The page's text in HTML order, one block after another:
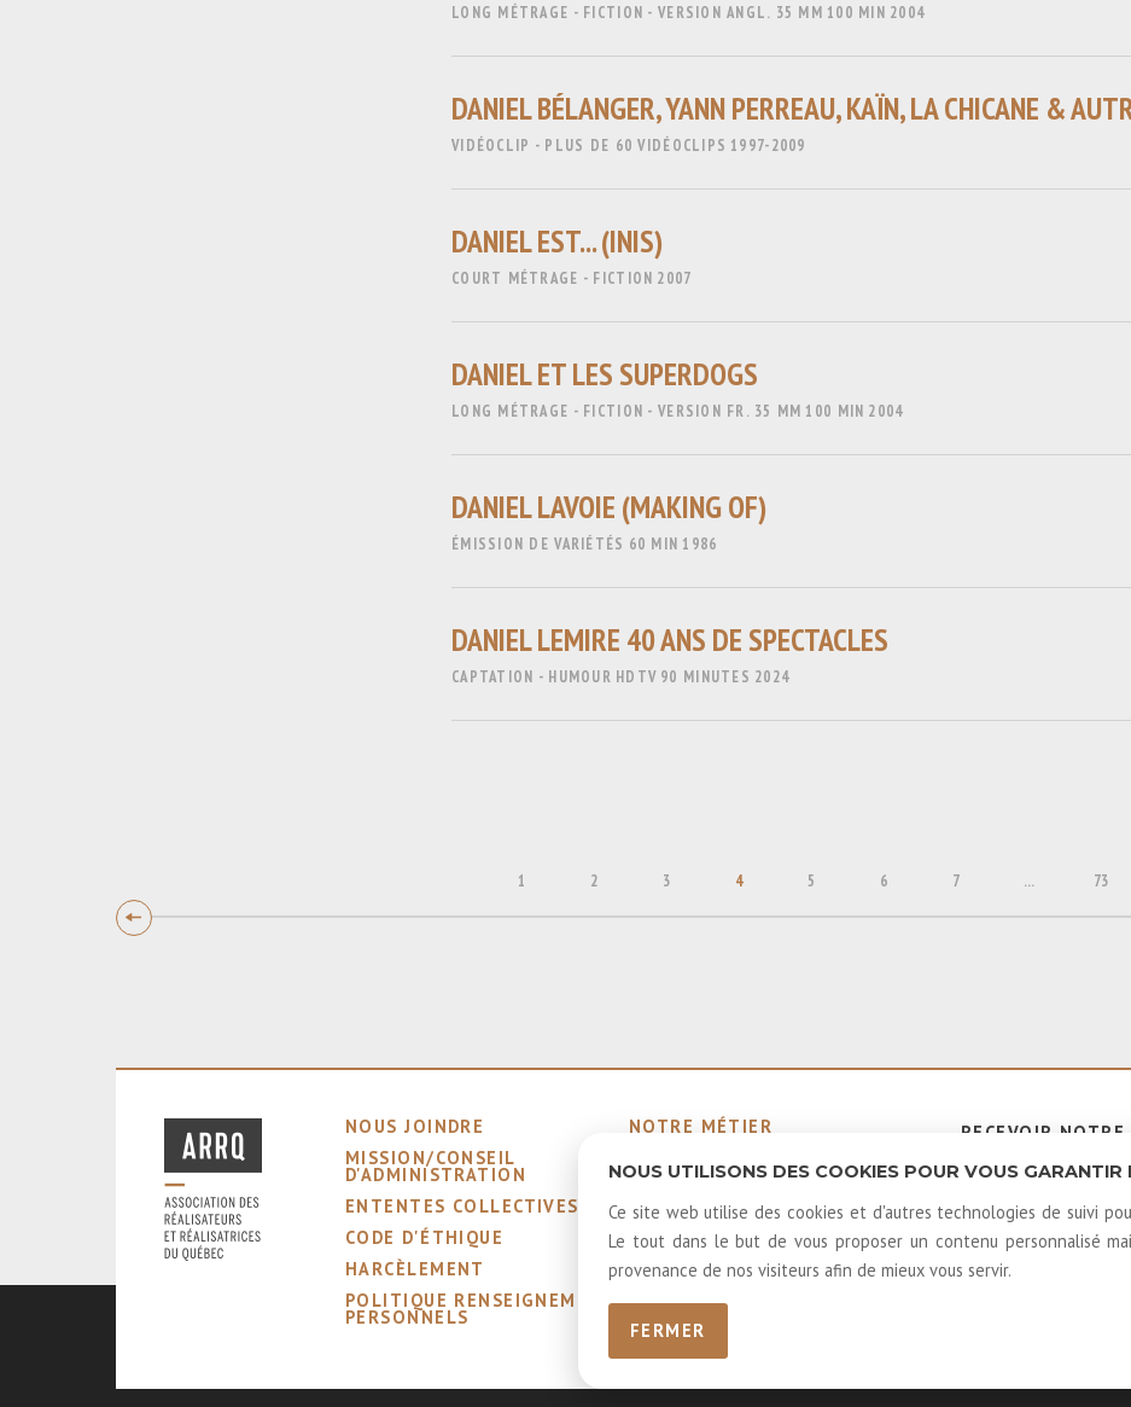
LONG MÉTRAGE - FICTION - VERSION ANGL. 35 MM 100 MIN 2004
DANIEL BÉLANGER, YANN PERREAU, KAÏN, LA CHICANE &
VIDÉOCLIP - PLUS DE 60 VIDÉOCLIPS 1997-2009
DANIEL EST... (INIS)
COURT MÉTRAGE - FICTION 2007
DANIEL ET LES SUPERDOGS
LONG MÉTRAGE - FICTION - VERSION FR. 35 MM 100 MIN 2004
DANIEL LAVOIE (MAKING OF)
ÉMISSION DE VARIÉTÉS 60 MIN 1986
DANIEL LEMIRE 40 ANS DE SPECTACLES
CAPTATION - HUMOUR HDTV 90 MINUTES 2024
1 2 3 4 5 6 7 ... 73
NOUS JOINDRE
MISSION/CONSEIL
D'ADMINISTRATION
ENTENTES COLLECTIVES
CODE D'ÉTHIQUE
HARCÈLEMENT
POLITIQUE RENSEIGNEMENTS
PERSONNELS
NOTRE MÉTIER
HONORAIRES
40 ANS D'HISTOIRE
LOUER NOS SALLES
LOGOS
RECEVOIR NOTRE
INFOLETTRE
NOUS UTILISONS DES COOKIES POUR VOUS GARANTIR
Ce site web utilise des cookies et d'autres technologies de suivi
Le tout dans le but de vous proposer un contenu personnalisé
provenance de nos visiteurs afin de mieux vous servir.
FERMER